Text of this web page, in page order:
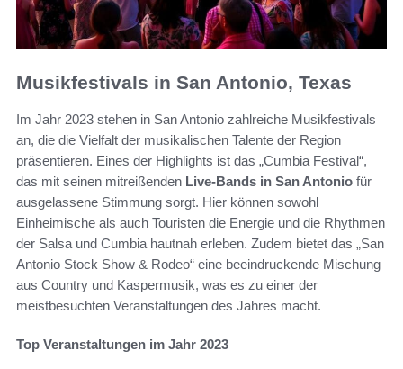
Musikfestivals in San Antonio, Texas
Im Jahr 2023 stehen in San Antonio zahlreiche Musikfestivals
an, die die Vielfalt der musikalischen Talente der Region
präsentieren. Eines der Highlights ist das „Cumbia Festival“,
das mit seinen mitreißenden Live-Bands in San Antonio für
ausgelassene Stimmung sorgt. Hier können sowohl
Einheimische als auch Touristen die Energie und die Rhythmen
der Salsa und Cumbia hautnah erleben. Zudem bietet das „San
Antonio Stock Show & Rodeo“ eine beeindruckende Mischung
aus Country und Kaspermusik, was es zu einer der
meistbesuchten Veranstaltungen des Jahres macht.
Top Veranstaltungen im Jahr 2023